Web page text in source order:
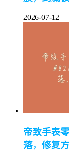
2026-07-12
帝致手表
落，修复